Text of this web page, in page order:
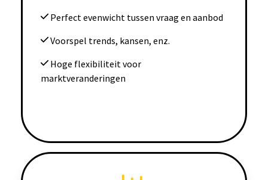
Perfect evenwicht tussen vraag en aanbod
Voorspel trends, kansen, enz.
Hoge flexibiliteit voor
marktveranderingen